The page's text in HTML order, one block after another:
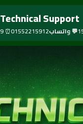
Technical Support
💬 واتساب01552215912⏰ 9 صباحًا - 9 مساءً